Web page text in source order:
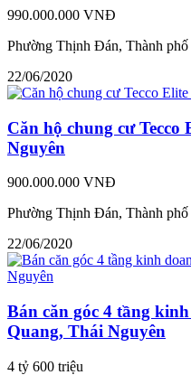
990.000.000 VNĐ
Phường Thịnh Đán, Thành
22/06/2020
Căn hộ chung cư
Nguyên
900.000.000 VNĐ
Phường Thịnh Đán, Thành
22/06/2020
Bán căn góc 4 tầng
Quang, Thái Nguyên
4 tỷ 600 triệu